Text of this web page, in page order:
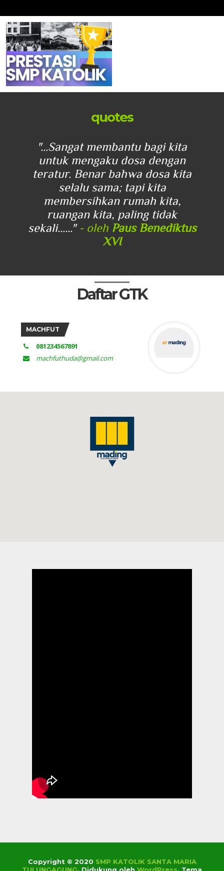
quotes
"...Sangat membantu bagi kita
untuk mengaku dosa dengan
teratur. Benar bahwa dosa kita
selalu sama; tapi kita
membersihkan rumah kita,
ruangan kita, paling tidak
sekali......" - oleh Paus Benediktus
XVI
Daftar GTK
MACHFUT
081234567891
machfuthuda@gmail.com
Copyright © 2020 SMP KATOLIK SANTA MARIA
TULUNGAGUNG. Didukung oleh WordPress. Tema